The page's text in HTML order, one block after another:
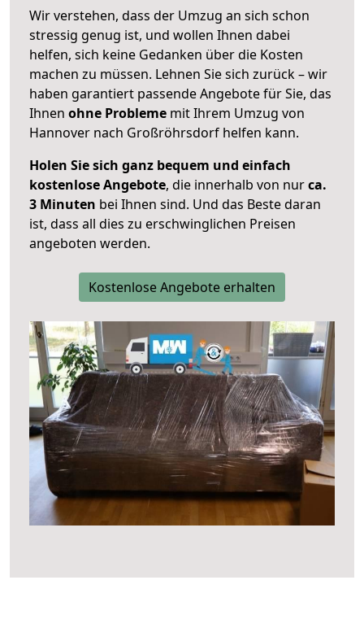
Wir verstehen, dass der Umzug an sich schon
stressig genug ist, und wollen Ihnen dabei
helfen, sich keine Gedanken über die Kosten
machen zu müssen. Lehnen Sie sich zurück – wir
haben garantiert passende Angebote für Sie, das
Ihnen ohne Probleme mit Ihrem Umzug von
Hannover nach Großröhrsdorf helfen kann.
Holen Sie sich ganz bequem und einfach
kostenlose Angebote, die innerhalb von nurca.
3 Minuten bei Ihnen sind. Und das Beste daran
ist, dass all dies zu erschwinglichen Preisen
angeboten werden.
Kostenlose Angebote erhalten